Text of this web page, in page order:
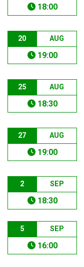
18:00
20 AUG
19:00
25 AUG
18:30
27 AUG
19:00
2 SEP
18:30
5 SEP
16:00